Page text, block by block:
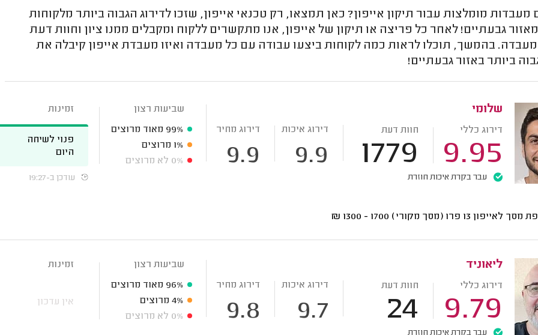
מומלצות עבור תיקון אייפון? כאן תמצאו, רק טכנאי אייפון, שזכו לדירוג הגבוה ביותר מלקוחות
גבעתיים! לאחר כל פריצה או תיקון של אייפון, אנו מתקשרים ללקוח ומקבלים ממנו ציון וחוות דעת
בהמשך, תוכלו לראות כמה לקוחות ביצעו עבודה עם כל מעבדה ואיזו מעבדת אייפון קיבלה את
ביותר באזור גבעתיים!
שלומי
דירוג כללי
9.95
חוות דעת
1779
דירוג איכות
9.9
דירוג מחיר
9.9
עבר בקרת איכות חוזרת
שביעות רצון
99% מאוד מרוצים
1% מרוצים
0% לא מרוצים
זמינות
פנוי לשיחה
היום
עודכן ב-19:27
לאייפון 13 פרו (מסך מקורי) 1700 - 1300
₪
ליאוניד
דירוג כללי
9.79
חוות דעת
24
דירוג איכות
9.7
דירוג מחיר
9.8
שביעות רצון
96% מאוד מרוצים
4% מרוצים
0% לא מרוצים
זמינות
אין עדכון